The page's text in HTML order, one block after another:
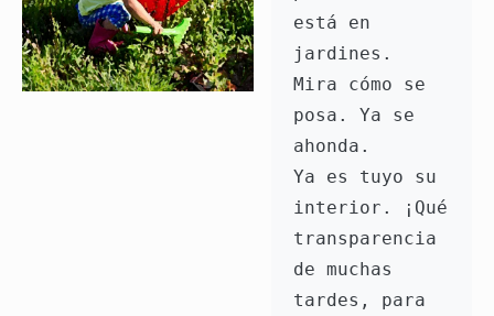
está en
jardines.
Mira cómo se
posa. Ya se
ahonda.
Ya es tuyo su
interior. ¡Qué
transparencia
de muchas
tardes, para